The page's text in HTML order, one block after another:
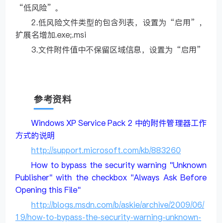
“低风险”。
2.低风险文件类型的包含列表，设置为“启用”，
扩展名增加.exe;.msi
3.文件附件值中不保留区域信息，设置为“启用”
参考资料
Windows XP Service Pack 2 中的附件管理器工作
方式的说明
http://support.microsoft.com/kb/883260
How to bypass the security warning "Unknown
Publisher" with the checkbox "Always Ask Before
Opening this File"
http://blogs.msdn.com/b/askie/archive/2009/06/
19/how-to-bypass-the-security-warning-unknown-